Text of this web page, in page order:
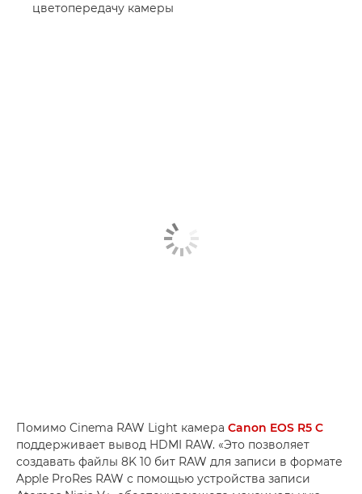
цветопередачу камеры
Помимо Cinema RAW Light камера Canon EOS R5 C
поддерживает вывод HDMI RAW. «Это позволяет
создавать файлы 8K 10 бит RAW для записи в формате
Apple ProRes RAW с помощью устройства записи